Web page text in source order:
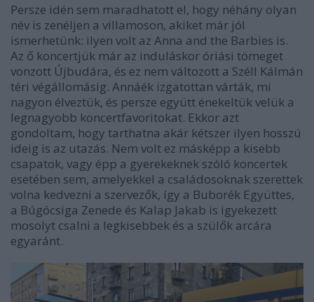
Persze idén sem maradhatott el, hogy néhány olyan
név is zenéljen a villamoson, akiket már jól
ismerhetünk: ilyen volt az Anna and the Barbies is.
Az ő koncertjük már az induláskor óriási tömeget
vonzott Újbudára, és ez nem változott a Széll Kálmán
téri végállomásig. Annáék izgatottan várták, mi
nagyon élveztük, és persze együtt énekeltük velük a
legnagyobb koncertfavoritokat. Ekkor azt
gondoltam, hogy tarthatna akár kétszer ilyen hosszú
ideig is az utazás. Nem volt ez másképp a kisebb
csapatok, vagy épp a gyerekeknek szóló koncertek
esetében sem, amelyekkel a családosoknak szerettek
volna kedvezni a szervezők, így a Buborék Együttes,
a Búgócsiga Zenede és Kalap Jakab is igyekezett
mosolyt csalni a legkisebbek és a szülők arcára
egyaránt.